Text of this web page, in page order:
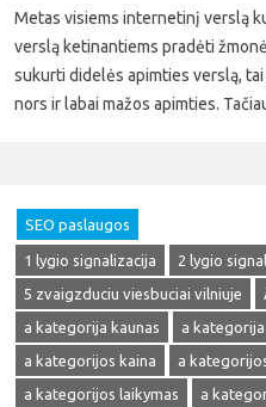
Metas visiems internetinį verslą
verslą ketinantiems pradėti
sukurti didelės apimties verslą,
nors ir labai mažos apimties.
SEO paslaugos
1 lygio signalizacija 2 lygio
5 zvaigzduciu viesbuciai vilniuje
a kategorija kaunas
a
a kategorijos kaina
a
a kategorijos laikymas
a